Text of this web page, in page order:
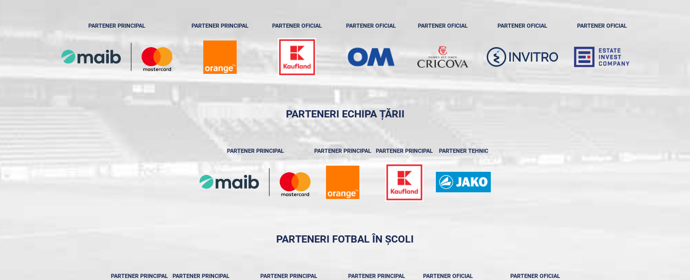
PARTENER PRINCIPAL PARTENER PRINCIPAL PARTENER OFICIAL PARTENER OFICIAL PARTENER OFICIAL PARTENER OFICIAL PARTENER OFICIAL
PARTENERI ECHIPA ȚĂRII
PARTENER PRINCIPAL PARTENER PRINCIPAL PARTENER PRINCIPAL PARTENER TEHNIC
PARTENERI FOTBAL ÎN ȘCOLI
PARTENER PRINCIPAL PARTENER PRINCIPAL PARTENER PRINCIPAL PARTENER PRINCIPAL PARTENER OFICIAL PARTENER OFICIAL